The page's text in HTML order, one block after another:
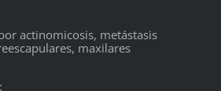
actinomicosis, metástasis
maxilares